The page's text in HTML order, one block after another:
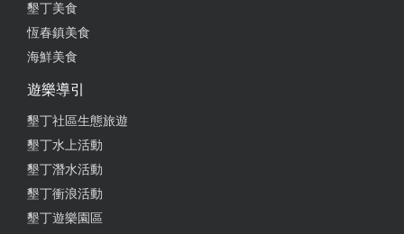
墾丁美食
恆春鎮美食
海鮮美食
遊樂導引
墾丁社區生態旅遊
墾丁水上活動
墾丁潛水活動
墾丁衝浪活動
墾丁遊樂園區